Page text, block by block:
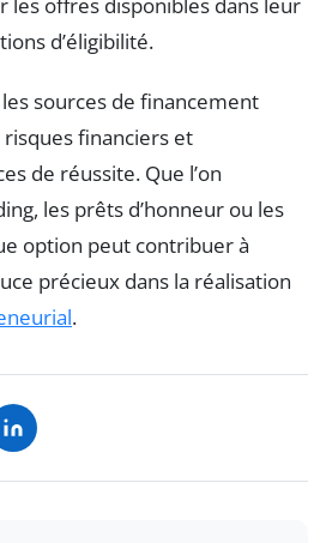
les offres disponibles dans leur
d’éligibilité.
sources de financement
financiers et
de réussite. Que l’on
les prêts d’honneur ou les
option peut contribuer à
précieux dans la réalisation
.